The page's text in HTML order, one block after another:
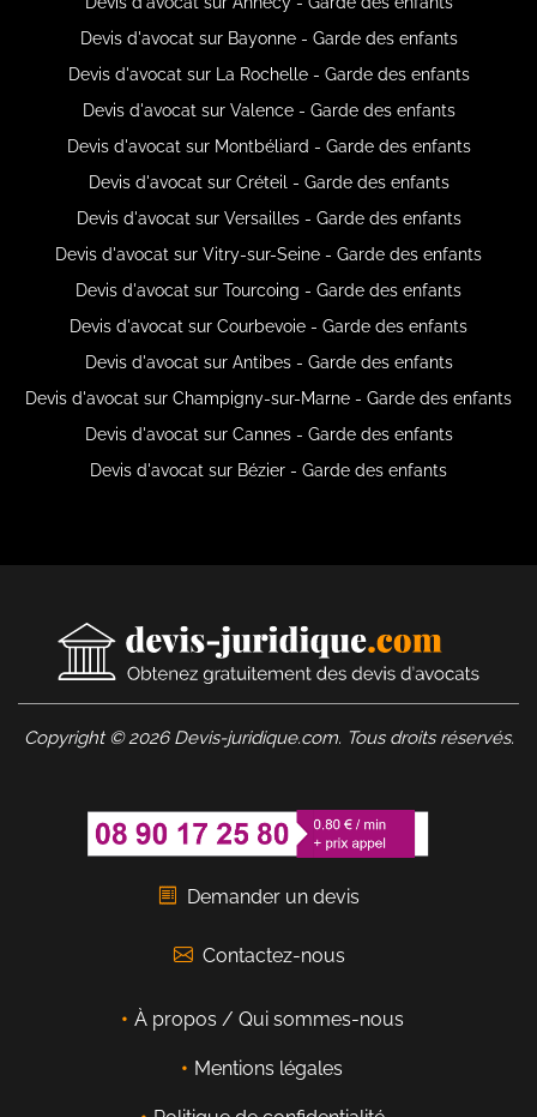
Devis d'avocat sur Bayonne - Garde des enfants
Devis d'avocat sur La Rochelle - Garde des enfants
Devis d'avocat sur Valence - Garde des enfants
Devis d'avocat sur Montbéliard - Garde des enfants
Devis d'avocat sur Créteil - Garde des enfants
Devis d'avocat sur Versailles - Garde des enfants
Devis d'avocat sur Vitry-sur-Seine - Garde des enfants
Devis d'avocat sur Tourcoing - Garde des enfants
Devis d'avocat sur Courbevoie - Garde des enfants
Devis d'avocat sur Antibes - Garde des enfants
Devis d'avocat sur Champigny-sur-Marne - Garde des enfants
Devis d'avocat sur Cannes - Garde des enfants
Devis d'avocat sur Bézier - Garde des enfants
Copyright © 2026 Devis-juridique.com. Tous droits réservés.
Demander un devis
Contactez-nous
À propos / Qui sommes-nous
Mentions légales